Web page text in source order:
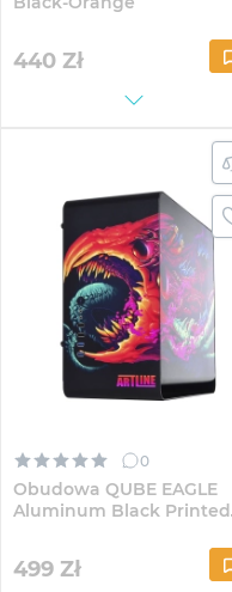
440 Zł
0
Obudowa QUBE EAGLE
Aluminum Black Printed
499 Zł